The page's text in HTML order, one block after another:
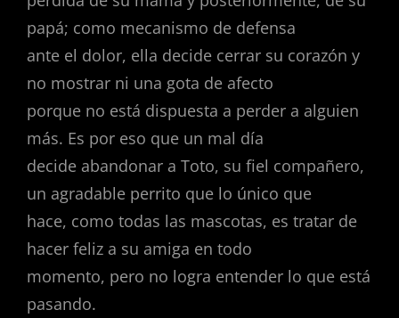
papá; como mecanismo de defensa
ante el dolor, ella decide cerrar su corazón y
no mostrar ni una gota de afecto
porque no está dispuesta a perder a alguien
más. Es por eso que un mal día
decide abandonar a Toto, su fiel compañero,
un agradable perrito que lo único que
hace, como todas las mascotas, es tratar de
hacer feliz a su amiga en todo
momento, pero no logra entender lo que está
pasando.